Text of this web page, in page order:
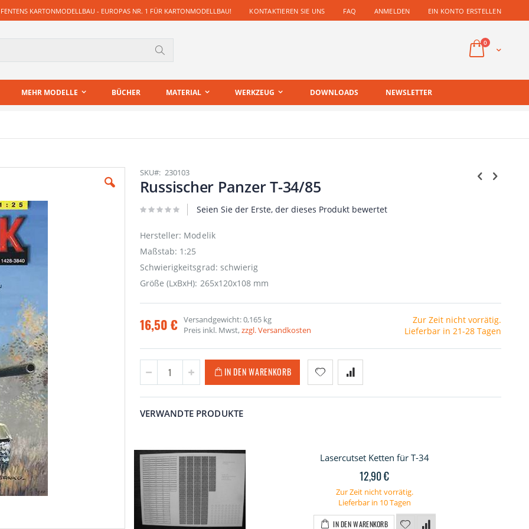
KARTONMODELLBAU - EUROPAS NR. 1 FÜR KARTONMODELLBAU! KONTAKTIEREN SIE UNS FAQ ANMELDEN EIN KONTO ERSTELLEN
Cart
0Artikel
MEHR MODELLE BÜCHER MATERIAL WERKZEUG DOWNLOADS NEWSLETTER
SKU 230103
Russischer Panzer T-34/85
Seien Sie der Erste, der dieses Produkt bewertet
Hersteller: Modelik
Maßstab: 1:25
Schwierigkeitsgrad: schwierig
Größe (LxBxH): 265x120x108 mm
16,50 € Versandgewicht: 0,165 kg
Preis inkl. Mwst,zzgl. Versandkosten
Zur Zeit nicht vorrätig.
Lieferbar in 21-28 Tagen
IN DEN WARENKORB
VERWANDTE PRODUKTE
Lasercutset Ketten für T-34
12,90 €
Zur Zeit nicht vorrätig.
Lieferbar in 10 Tagen
IN DEN WARENKORB